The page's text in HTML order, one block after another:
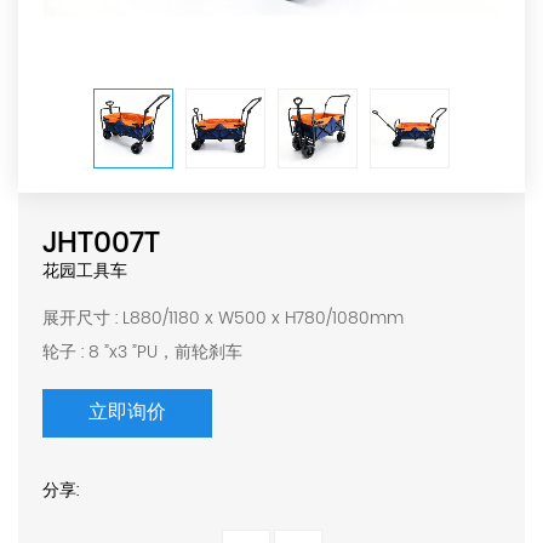
JHT007T
花园工具车
展开尺寸 : L880/1180 x W500 x H780/1080mm
轮子 : 8 ”x3 ”PU，前轮刹车
立即询价
分享: